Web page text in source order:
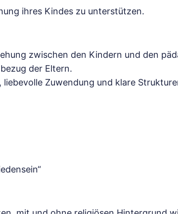
ihres Kindes zu unterstützen.
zwischen den Kindern und den
der Eltern.
Zuwendung und klare